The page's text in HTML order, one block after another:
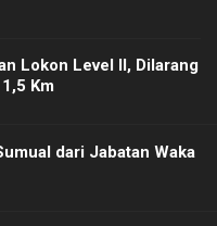
Lokon Level II, Dilarang
Km
dari Jabatan Waka